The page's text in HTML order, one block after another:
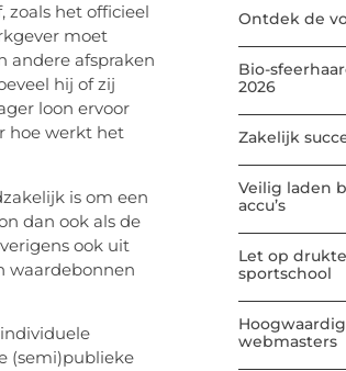
zoals het officieel
moet
andere afspraken
hij of zij
loon ervoor
hoe werkt het
is om een
dan ook als de
ook uit
waardebonnen
(semi)publieke
Ontdek de
Bio-
2026
Zakelijk
Veilig laden
accu’s
Let op
sportschool
webmasters